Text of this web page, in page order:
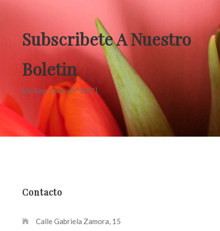
Subscribete A Nuestro
Boletin
[mc4wp_form id="185"]
Contacto
Calle Gabriela Zamora, 15